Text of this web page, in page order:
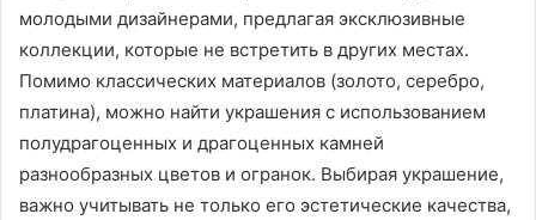
молодыми дизайнерами, предлагая эксклюзивные
коллекции, которые не встретить в других местах.
Помимо классических материалов (золото, серебро,
платина), можно найти украшения с использованием
полудрагоценных и драгоценных камней
разнообразных цветов и огранок. Выбирая украшение,
важно учитывать не только его эстетические качества,